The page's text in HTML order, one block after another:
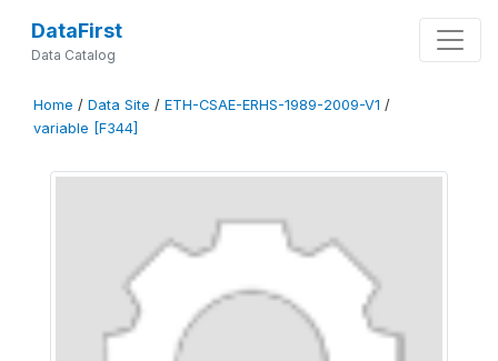
DataFirst
Data Catalog
Home / Data Site / ETH-CSAE-ERHS-1989-2009-V1 /
variable [F344]